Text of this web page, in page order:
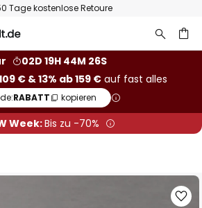
Tage kostenlose Retoure
02D 19H 44M 25S
€ & 13% ab 159 €auf fast alles
RABATT kopieren
Week:Bis zu -70%